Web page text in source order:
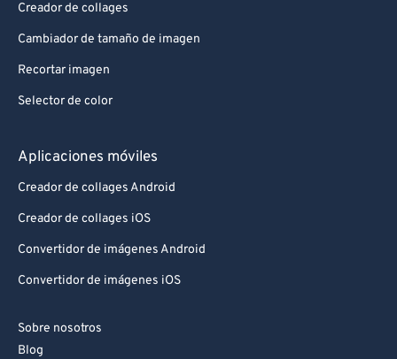
Creador de collages
Cambiador de tamaño de imagen
Recortar imagen
Selector de color
Aplicaciones móviles
Creador de collages Android
Creador de collages iOS
Convertidor de imágenes Android
Convertidor de imágenes iOS
Sobre nosotros
Blog